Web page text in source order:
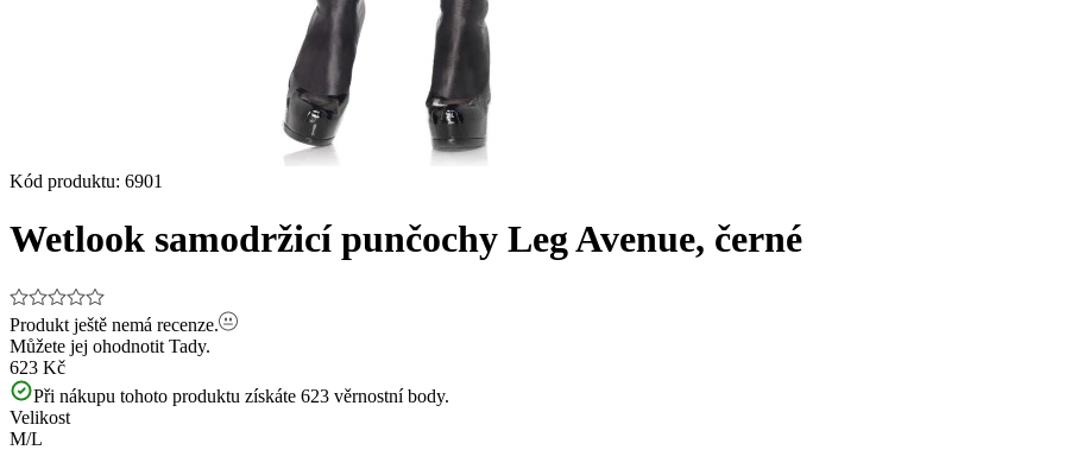
Kód produktu: 6901
Wetlook samodržicí punčochy Leg Avenue, černé
Produkt ještě nemá recenze.
Můžete jej ohodnotit Tady.
623 Kč
Při nákupu tohoto produktu získáte 623 věrnostní body.
Velikost
M/L